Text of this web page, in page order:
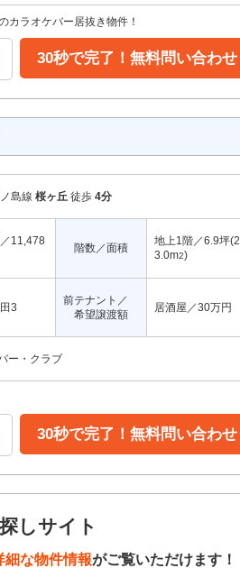
ラオケバー居抜き物件！
30秒で完了！無料問い合わせ
島線 桜ヶ丘 徒歩 4分
／11,478
階数／面積
地上1階／6.9坪(2
3.0m2)
3
前テナント／
希望譲渡額
居酒屋／30万円
ー・クラブ
30秒で完了！無料問い合わせ
しサイト
細な物件情報がご覧いただけます！